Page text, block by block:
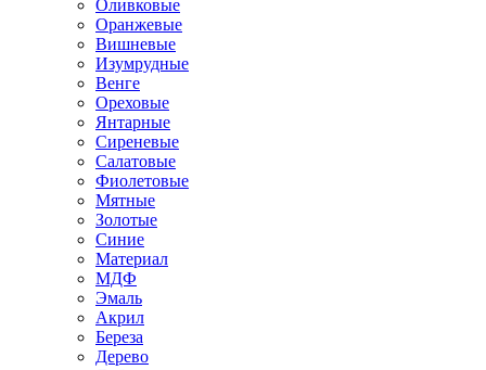
Оливковые
Оранжевые
Вишневые
Изумрудные
Венге
Ореховые
Янтарные
Сиреневые
Салатовые
Фиолетовые
Мятные
Золотые
Синие
Материал
МДФ
Эмаль
Акрил
Береза
Дерево